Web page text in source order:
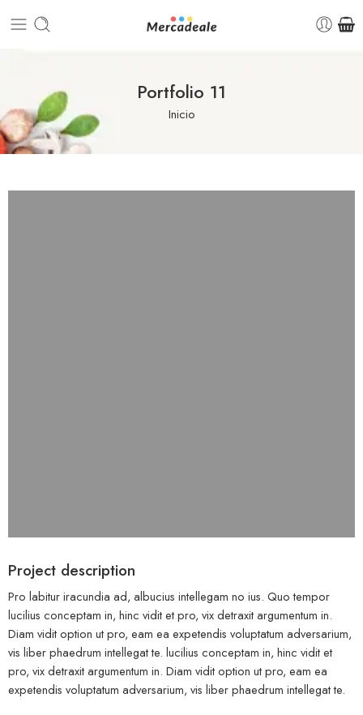
Portfolio 11
Inicio
Project description
Pro labitur iracundia ad, albucius intellegam no ius. Quo tempor
lucilius conceptam in, hinc vidit et pro, vix detraxit argumentum in.
Diam vidit option ut pro, eam ea expetendis voluptatum adversarium,
vis liber phaedrum intellegat te. lucilius conceptam in, hinc vidit et
pro, vix detraxit argumentum in. Diam vidit option ut pro, eam ea
expetendis voluptatum adversarium, vis liber phaedrum intellegat te.